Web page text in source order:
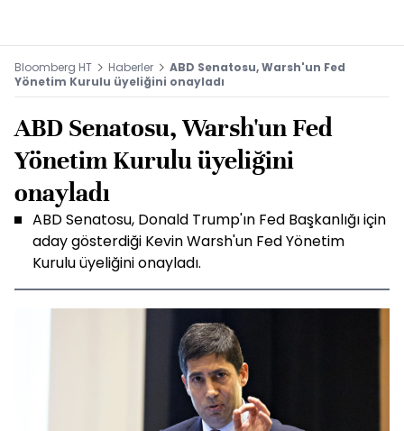
Bloomberg HT Haberler
ABD Senatosu, Warsh'un Fed
Yönetim Kurulu üyeliğini onayladı
ABD Senatosu, Warsh'un Fed
Yönetim Kurulu üyeliğini
onayladı
ABD Senatosu, Donald Trump'ın Fed Başkanlığı için
aday gösterdiği Kevin Warsh'un Fed Yönetim
Kurulu üyeliğini onayladı.